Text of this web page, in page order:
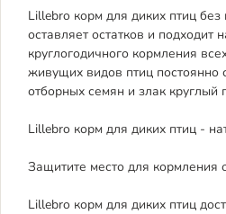
Lillebro корм для диких птиц
оставляет остатков и
круглогодичного кормления
живущих видов птиц постоянно
отборных семян и злак круглый
Lillebro корм для диких птиц -
Защитите место для кормления
Lillebro корм для диких птиц